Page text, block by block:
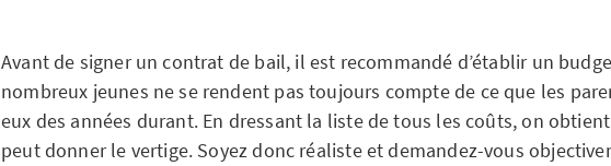
Avant de signer un contrat de bail, il est recommandé d’établir un
nombreux jeunes ne se rendent pas toujours compte de ce que les
eux des années durant. En dressant la liste de tous les coûts, on
peut donner le vertige. Soyez donc réaliste et demandez-vous